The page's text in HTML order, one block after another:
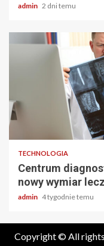
admin 2 dni temu
TECHNOLOGIA
Centrum
nowy wymiar
admin 4 tygodnie temu
Copyright © All